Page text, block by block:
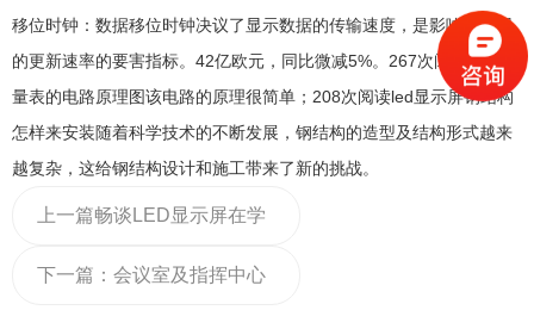
移位时钟：数据移位时钟决议了显示数据的传输速度，是影响显示屏
的更新速率的要害指标。42亿欧元，同比微减5%。267次阅读LED音
量表的电路原理图该电路的原理很简单；208次阅读led显示屏钢结构
怎样来安装随着科学技术的不断发展，钢结构的造型及结构形式越来
越复杂，这给钢结构设计和施工带来了新的挑战。
上一篇畅谈LED显示屏在学
校的应用，它具有什么优势
下一篇： 会议室及指挥中心